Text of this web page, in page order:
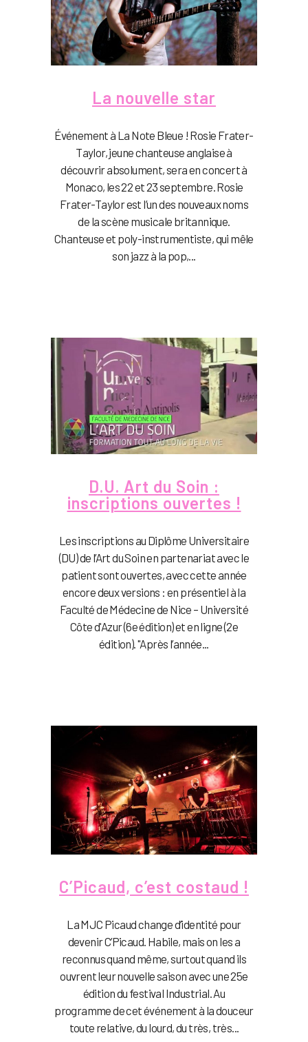
La nouvelle star
Événement à La Note Bleue ! Rosie Frater-
Taylor, jeune chanteuse anglaise à
découvrir absolument, sera en concert à
Monaco, les 22 et 23 septembre. Rosie
Frater-Taylor est l’un des nouveaux noms
de la scène musicale britannique.
Chanteuse et poly-instrumentiste, qui mêle
son jazz à la pop,...
D.U. Art du Soin :
inscriptions ouvertes !
Les inscriptions au Diplôme Universitaire
(DU) de l’Art du Soin en partenariat avec le
patient sont ouvertes, avec cette année
encore deux versions : en présentiel à la
Faculté de Médecine de Nice – Université
Côte d'Azur (6e édition) et en ligne (2e
édition). "Après l’année...
C’Picaud, c’est costaud !
La MJC Picaud change d’identité pour
devenir C’Picaud. Habile, mais on les a
reconnus quand même, surtout quand ils
ouvrent leur nouvelle saison avec une 25e
édition du festival Industrial. Au
programme de cet événement à la douceur
toute relative, du lourd, du très, très...